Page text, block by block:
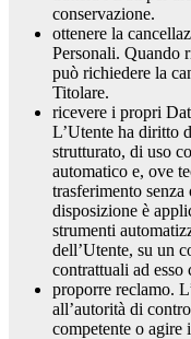
conservazione.
ottenere la
Personali. Quando
può richiedere la
Titolare.
ricevere i propri
L’Utente ha diritto
strutturato, di uso
automatico e, ove
trasferimento
disposizione è
strumenti
dell’Utente, su un
contrattuali ad esso
proporre reclamo.
all’autorità di
competente o agire